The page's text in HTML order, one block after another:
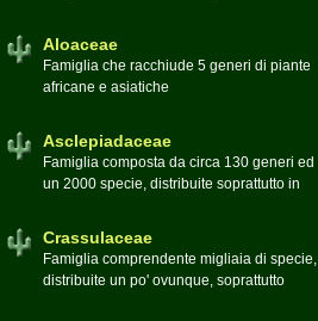
generi:Agave, Beschorneria, Furcraea,
Hesperaloë, Littaea, Manfreda, Polianthes,
Aloaceae
Famiglia che racchiude 5 generi di piante
africane e asiatiche
Asclepiadaceae
Famiglia composta da circa 130 generi ed
un 2000 specie, distribuite soprattutto in
Crassulaceae
Famiglia comprendente migliaia di specie,
distribuite un po' ovunque, soprattutto